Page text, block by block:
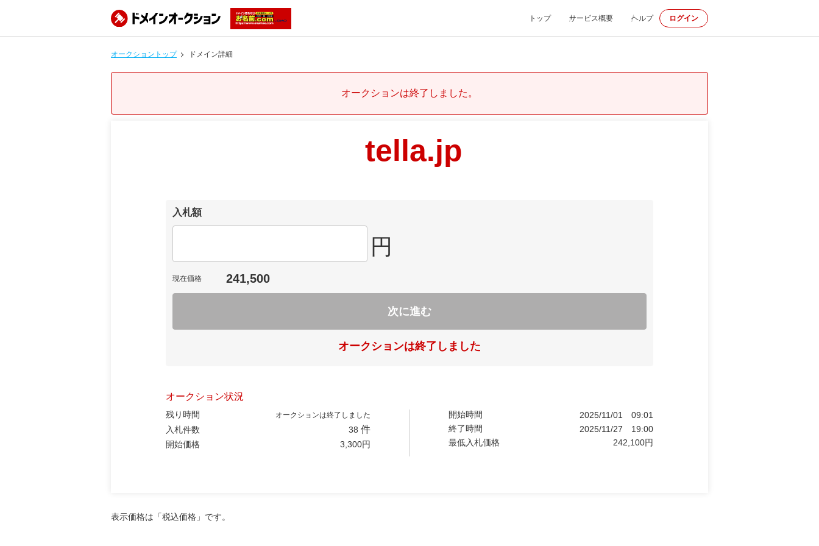
トップ サービス概要 ヘルプ ログイン
オークショントップ ドメイン詳細
オークションは終了しました。
tella.jp
入札額
円
現在価格 241,500
次に進む
オークションは終了しました
オークション状況
残り時間 オークションは終了しました
入札件数 38 件
開始価格 3,300円
開始時間 2025/11/01
09:01
終了時間
2025/11/27
19:00
最低入札価格
242,100円
表示価格は「税込価格」です。